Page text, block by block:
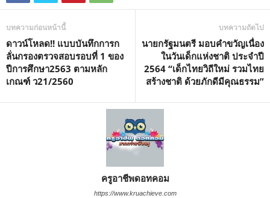
บทความก่อนหน้านี้
ดาวน์โหลด!! แบบบันทึกการก
ลั่นกรองตรวจสอบรอบที่ 1 ของ
ปีการศึกษา2563 ตามหลัก
เกณฑ์ ว21/2560
บทความถัดไป
นายกรัฐมนตรี มอบคำขวัญเนื่อง
ในวันเด็กแห่งชาติ ประจำปี
2564 “เด็กไทยวิถีใหม่ รวมไทย
สร้างชาติ ด้วยภักดีมีคุณธรรม”
ครูอาชีพดอทคอม
https://www.kruachieve.com